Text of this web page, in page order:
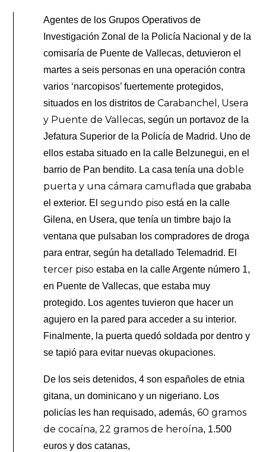
Agentes de los Grupos Operativos de
Investigación Zonal de la Policía Nacional y de la
comisaría de Puente de Vallecas, detuvieron el
martes a seis personas en una operación contra
varios ‘narcopisos’ fuertemente protegidos,
situados en los distritos deCarabanchel, Usera
y Puente de Vallecas, según un portavoz de la
Jefatura Superior de la Policía de Madrid. Uno de
ellos estaba situado en la calle Belzunegui, en el
barrio de Pan bendito. La casa tenía unadoble
puerta y una cámara camuflada que grababa
el exterior. Elsegundo piso está en la calle
Gilena, en Usera, que tenía un timbre bajo la
ventana que pulsaban los compradores de droga
para entrar, según ha detallado Telemadrid. El
tercer piso estaba en la calle Argente número 1,
en Puente de Vallecas, que estaba muy
protegido. Los agentes tuvieron que hacer un
agujero en la pared para acceder a su interior.
Finalmente, la puerta quedó soldada por dentro y
se tapió para evitar nuevas okupaciones.
De los seis detenidos, 4 son españoles de etnia
gitana, un dominicano y un nigeriano. Los
policías les han requisado, además,60 gramos
de cocaína, 22 gramos de heroína, 1.500
euros y dos catanas,